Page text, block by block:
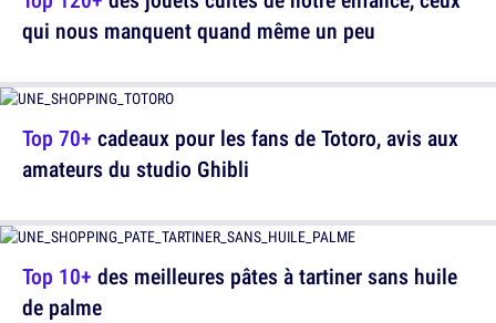
qui nous manquent quand même un peu
Top 10+ des meilleures pâtes à tartiner sans huile
de palme
Top 70+ cadeaux pour les fans de Totoro, avis aux
amateurs du studio Ghibli